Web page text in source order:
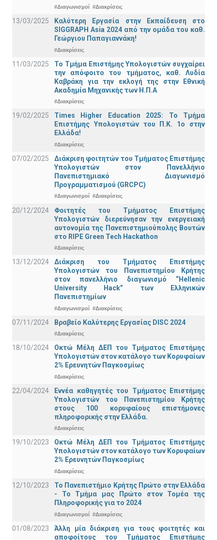
#Διαγωνισμοί #Διακρίσεις
13/03/2025
Καλύτερη Εργασία στην Εκπαίδευση στο
SIGGRAPH Asia 2024 από την ομάδα του καθ.
Γεώργιου Παπαγιαννάκη!
#Διακρίσεις
11/03/2025
Το Τμήμα Επιστήμης Υπολογιστών συγχαίρει
την απόφοιτο του τμήματος, καθ. Λυδία
Καβράκη για την εκλογή της στην Εθνική
Ακαδημία Μηχανικής των Η.Π.Α
#Διακρίσεις
19/02/2025
Times Higher Education 2025: Το Τμήμα
Επιστήμης Υπολογιστών του Π.Κ. 1ο στην
Ελλάδα!
#Διακρίσεις
07/02/2025
Διάκριση φοιτητών του Τμήματος Επιστήμης
Υπολογιστών στον Πανελλήνιο
Πανεπιστημιακό Διαγωνισμό
Προγραμματισμού (GRCPC)
#Διαγωνισμοί #Διακρίσεις
20/12/2024
Φοιτητές του Τμήματος Επιστήμης
Υπολογιστών διερεύνησαν την ενεργειακή
αυτονομία της Πανεπιστημιούπολης Βουτών
στο RIPE Green Tech Hackathon
#Διακρίσεις
13/12/2024
Διάκριση του Τμήματος Επιστήμης
Υπολογιστών του Πανεπιστημίου Κρήτης
στον πανελλήνιο διαγωνισμό “Hellenic
University Hack” των Ελληνικών
Πανεπιστημίων
#Διαγωνισμοί #Διακρίσεις
07/11/2024 Βραβείο Καλύτερης Εργασίας DISC 2024
#Διακρίσεις
18/10/2024
Οκτώ Μέλη ΔΕΠ του Τμήματος Επιστήμης
Υπολογιστών στον κατάλογο των Κορυφαίων
2% Ερευνητών Παγκοσμίως
#Διακρίσεις
22/04/2024
Εννέα καθηγητές του Τμήματος Επιστήμης
Υπολογιστών του Πανεπιστημίου Κρήτης
στους 100 κορυφαίους επιστήμονες
πληροφορικής στην Ελλάδα.
#Διακρίσεις
19/10/2023
Οκτώ Μέλη ΔΕΠ του Τμήματος Επιστήμης
Υπολογιστών στον κατάλογο των Κορυφαίων
2% Ερευνητών Παγκοσμίως
#Διακρίσεις
12/10/2023
Το Πανεπιστήμιο Κρήτης Πρώτο στην Ελλάδα
- Το Τμήμα μας Πρώτο στον Τομέα της
Πληροφορικής για το 2024
#Διαγωνισμοί #Διακρίσεις
01/08/2023
Άλλη μία διάκριση για τους φοιτητές και
αποφοίτους του Τμήματος Επιστήμης